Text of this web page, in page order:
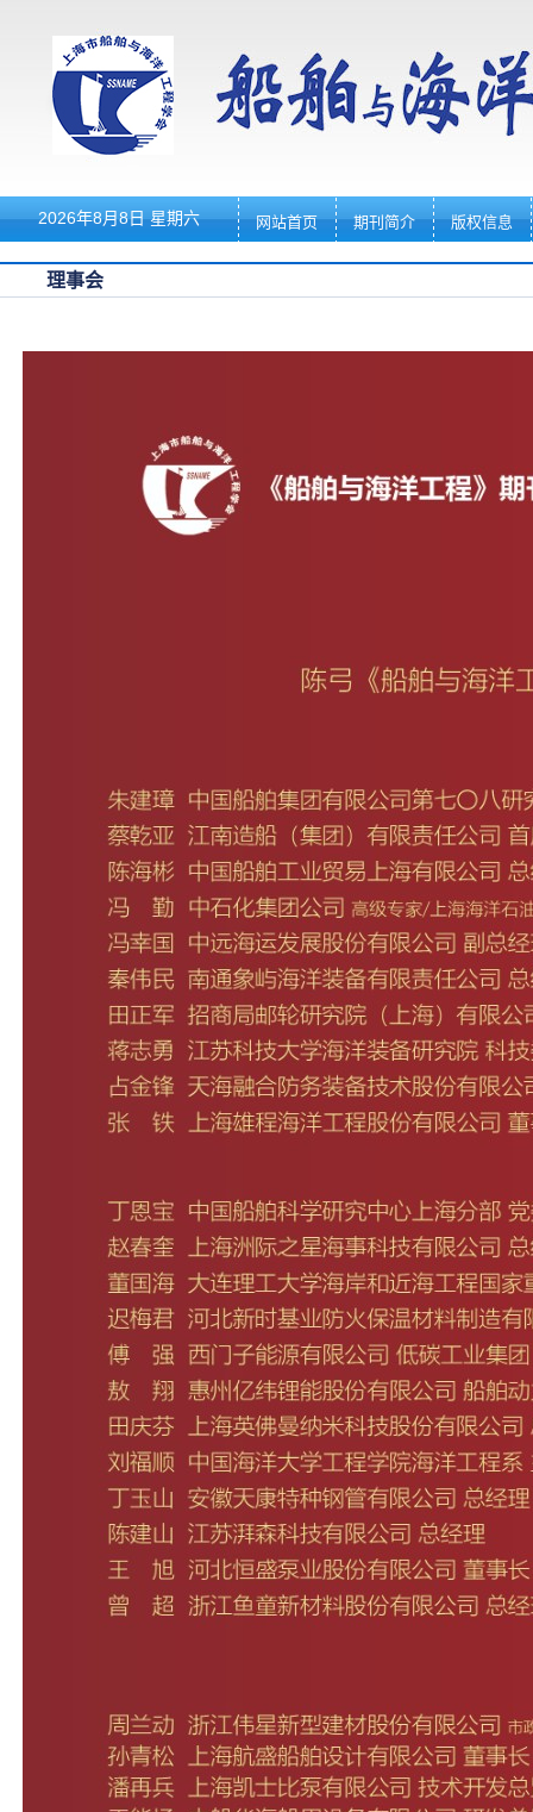
2026年8月8日 星期六 网站首页 期刊简介 版权信息
理事会